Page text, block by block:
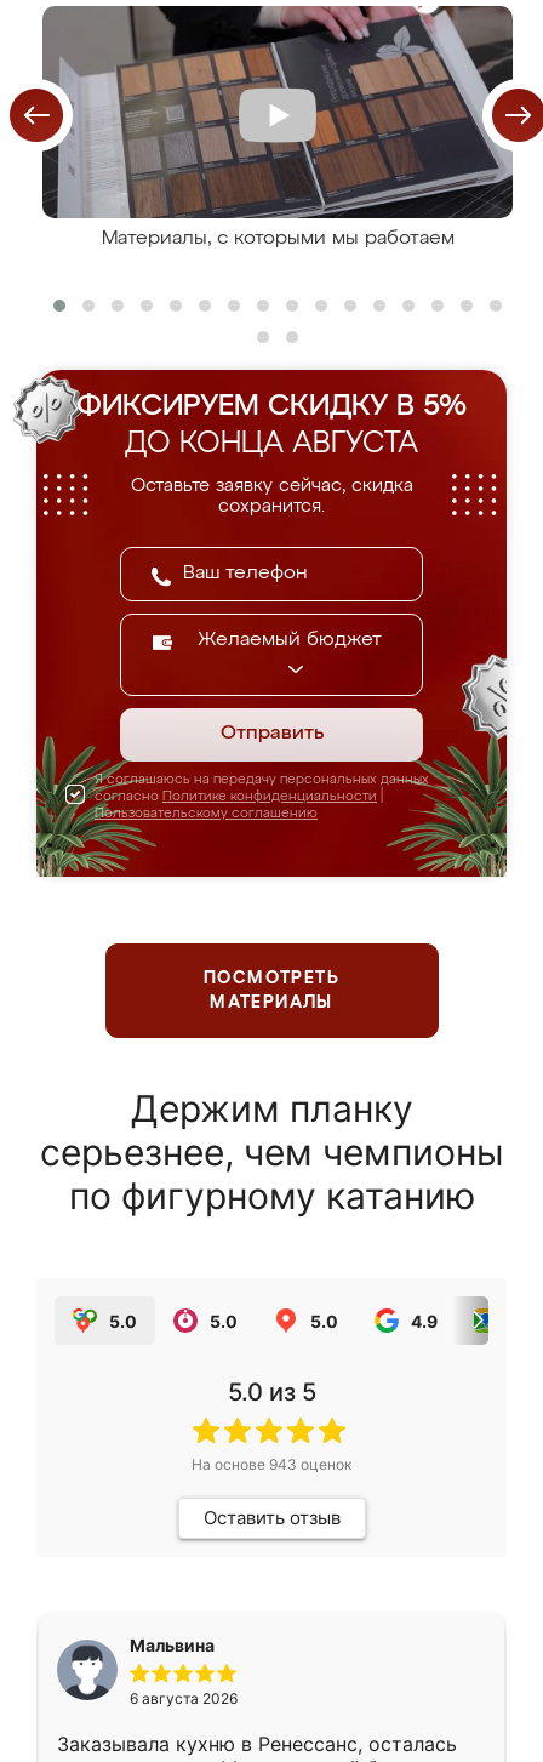
Материалы, с которыми мы работаем
ФИКСИРУЕМ СКИДКУ В 5%
ДО КОНЦА АВГУСТА
Оставьте заявку сейчас, скидка
сохранится.
Желаемый бюджет
Отправить
Я соглашаюсь на передачу персональных данных
согласно Политике конфиденциальности
Пользовательскому соглашению
ПОСМОТРЕТЬ
МАТЕРИАЛЫ
Держим планку
серьезнее, чем чемпионы
по фигурному катанию
5.0 5.0 5.0 4.9
5.0 из 5
На основе 943 оценок
Оставить отзыв
Мальвина
6 августа 2026
Заказывала кухню в Ренессанс, осталась